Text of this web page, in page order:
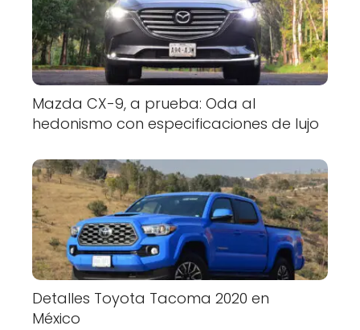
Mazda CX-9, a prueba: Oda al
hedonismo con especificaciones de lujo
Detalles Toyota Tacoma 2020 en
México